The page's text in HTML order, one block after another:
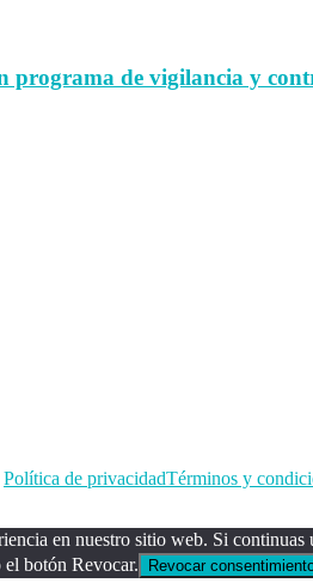
programa de vigilancia y
Política de privacidadTérminos y
en nuestro sitio web. Si continuas
botón Revocar. Revocar